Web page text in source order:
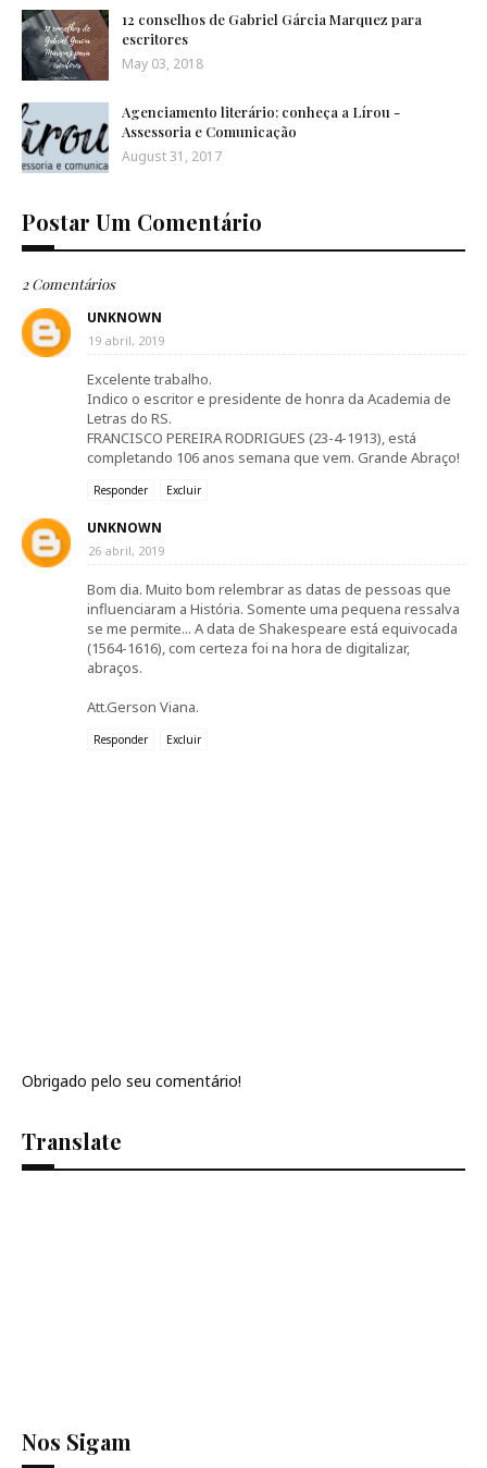
12 conselhos de Gabriel Gárcia Marquez para
escritores
May 03, 2018
Agenciamento literário: conheça a Lírou -
Assessoria e Comunicação
August 31, 2017
Postar Um Comentário
2 Comentários
UNKNOWN
19 abril, 2019
Excelente trabalho.
Indico o escritor e presidente de honra da Academia de
Letras do RS.
FRANCISCO PEREIRA RODRIGUES (23-4-1913), está
completando 106 anos semana que vem. Grande Abraço!
Responder Excluir
UNKNOWN
26 abril, 2019
Bom dia. Muito bom relembrar as datas de pessoas que
influenciaram a História. Somente uma pequena ressalva
se me permite... A data de Shakespeare está equivocada
(1564-1616), com certeza foi na hora de digitalizar,
abraços.
Att.Gerson Viana.
Responder Excluir
Obrigado pelo seu comentário!
Translate
Nos Sigam